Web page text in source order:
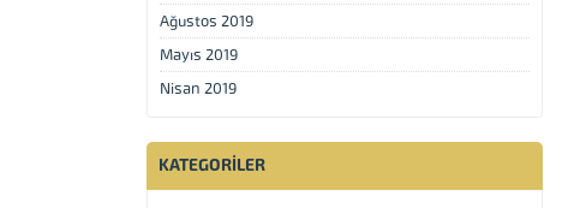
Ağustos 2019
Mayıs 2019
Nisan 2019
KATEGORILER